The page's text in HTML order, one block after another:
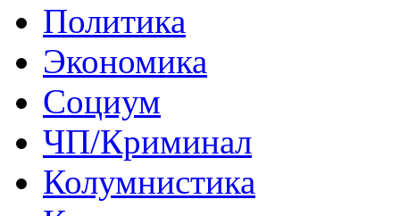
Политика
Экономика
Социум
ЧП/Криминал
Колумнистика